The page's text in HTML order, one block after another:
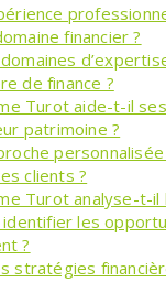
financier ?
de finance ?
Turot aide-t-il
patrimoine ?
clients ?
Turot analyse-t-il
identifier les
?
stratégies